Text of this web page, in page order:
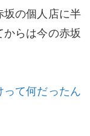
坂の個人店に半
らは今の赤坂
て何だったん